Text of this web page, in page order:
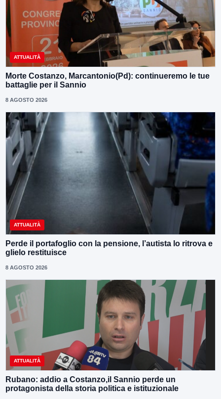
ATTUALITÀ
Morte Costanzo, Marcantonio(Pd): continueremo le tue
battaglie per il Sannio
8 AGOSTO 2026
ATTUALITÀ
Perde il portafoglio con la pensione, l’autista lo ritrova e
glielo restituisce
8 AGOSTO 2026
ATTUALITÀ
Rubano: addio a Costanzo,il Sannio perde un
protagonista della storia politica e istituzionale